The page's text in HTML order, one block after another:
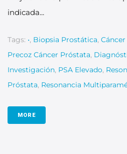
indicada...
Tags: •, Biopsia Prostática,
Precoz Cáncer Próstata,
Investigación, PSA Elevado,
Próstata, Resonancia
MORE